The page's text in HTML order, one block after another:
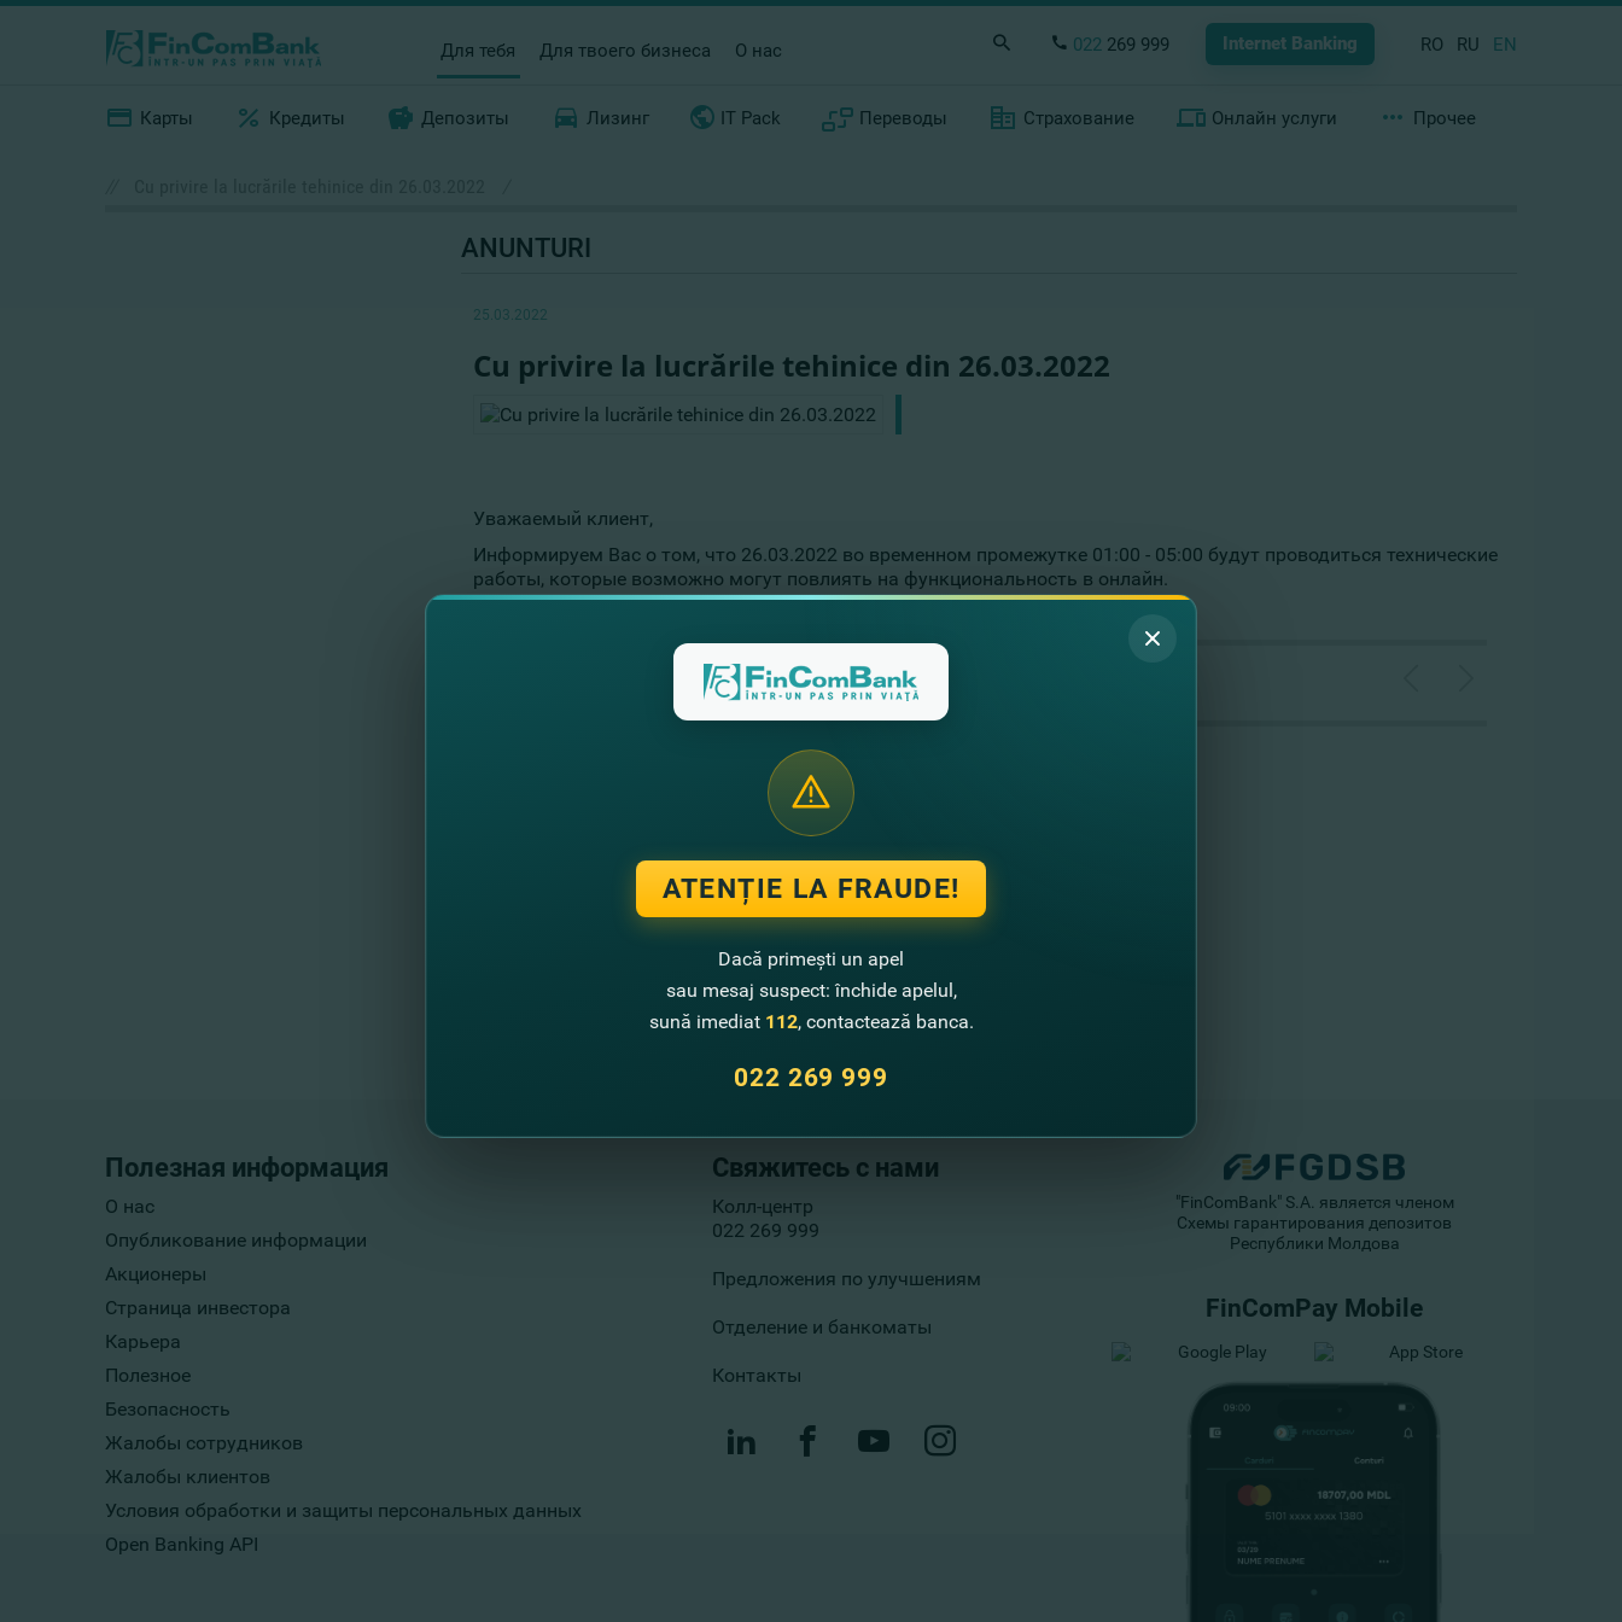
Для тебя Для твоего бизнеса О нас 022 269 999 Internet Banking RO RU EN
Карты Кредиты Депозиты Лизинг IT Pack Переводы Страхование Онлайн услуги Прочее
ANUNTURI
25.03.2022
Cu privire la lucrările tehinice din 26.03.2022
Уважаемый клиент,
Информируем Вас о том, что 26.03.2022 во временном промежутке 01:00 - 05:00 будут проводиться технические
работы, которые возможно могут повлиять на функциональность в онлайн.
Полезная информация
О нас
Опубликование информации
Акционеры
Страница инвестора
Карьера
Полезное
Безопасность
Жалобы сотрудников
Жалобы клиентов
Условия обработки и защиты персональных данных
Open Banking API
Свяжитесь с нами
Колл-центр
022 269 999
Предложения по улучшениям
Отделение и банкоматы
Контакты
"FinComBank" S.A. является членом
Схемы гарантирования депозитов
Республики Молдова
FinComPay Mobile
ATENȚIE LA FRAUDE!
Dacă primești un apel
sau mesaj suspect: închide apelul,
sună imediat 112, contactează banca.
022 269 999